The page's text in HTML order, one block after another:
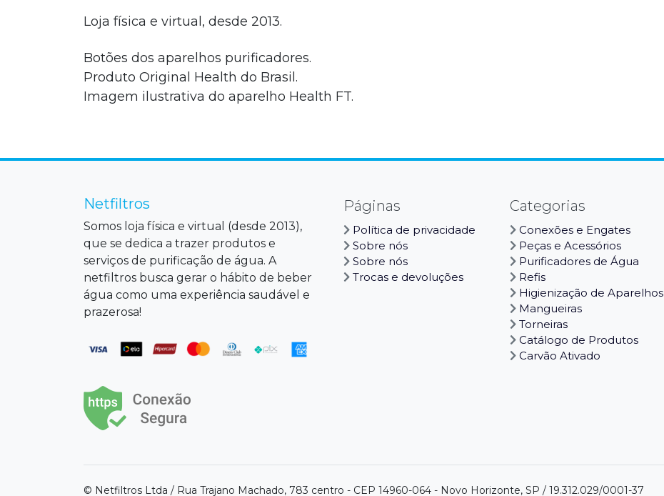
Loja física e virtual, desde 2013.
Botões dos aparelhos purificadores.
Produto Original Health do Brasil.
Imagem ilustrativa do aparelho Health FT.
Páginas
Política de privacidade
Sobre nós
Sobre nós
Trocas e devoluções
Categorias
Conexões e Engates
Peças e Acessórios
Purificadores de Água
Refis
Higienização de Aparelhos
Mangueiras
Torneiras
Catálogo de Produtos
Carvão Ativado
Netfiltros
Somos loja física e virtual (desde 2013),
que se dedica a trazer produtos e
serviços de purificação de água. A
netfiltros busca gerar o hábito de beber
água como uma experiência saudável e
prazerosa!
© Netfiltros Ltda / Rua Trajano Machado, 783 centro - CEP 14960-064 - Novo Horizonte, SP / 19.312.029/0001-37